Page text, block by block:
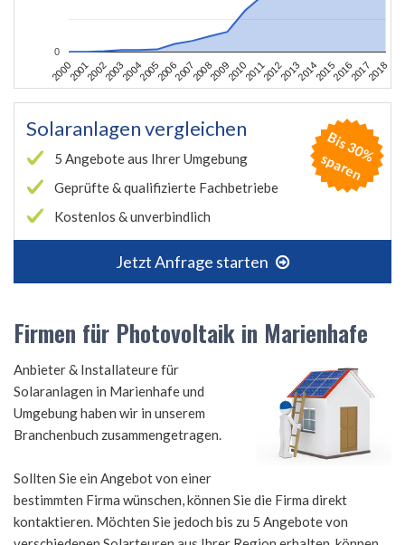
2000200120022003200420052006200720082009201020112012201320142015201620172018
0
Solaranlagen vergleichen
5 Angebote aus Ihrer Umgebung
Geprüfte & qualifizierte Fachbetriebe
Kostenlos & unverbindlich
Jetzt Anfrage starten
B
is
3
0
%
s
p
a
r
e
n
Firmen für Photovoltaik in Marienhafe
Anbieter & Installateure für
Solaranlagen in Marienhafe und
Umgebung haben wir in unserem
Branchenbuch zusammengetragen.
Sollten Sie ein Angebot von einer
bestimmten Firma wünschen, können Sie die Firma direkt
kontaktieren. Möchten Sie jedoch bis zu 5 Angebote von